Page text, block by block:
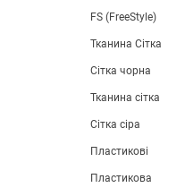
FS (FreeStyle)
Тканина Сітка
Сітка чорна
Тканина сітка
Сітка сіра
Пластикові
Пластикова